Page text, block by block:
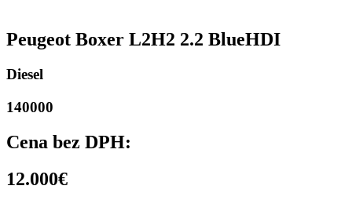
Peugeot Boxer L2H2 2.2 BlueHDI
Diesel
140000
Cena bez DPH:
12.000€